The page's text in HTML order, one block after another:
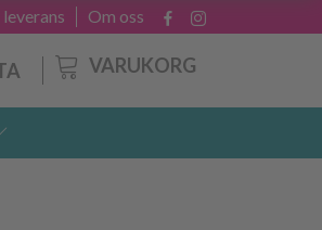
Om oss
VARUKORG